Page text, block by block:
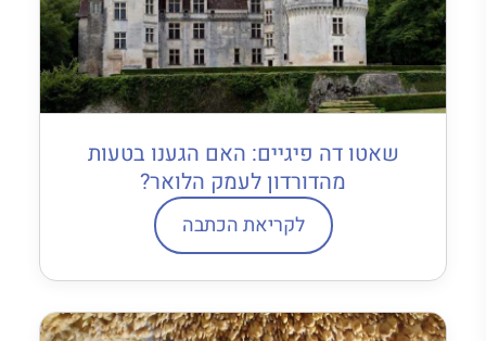
שאטו דה פיגיים: האם הגענו בטעות
מהדורדון לעמק הלואר?
לקריאת הכתבה